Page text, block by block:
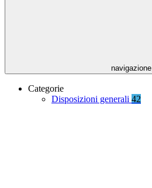
navigazione
Categorie
Disposizioni generali 42